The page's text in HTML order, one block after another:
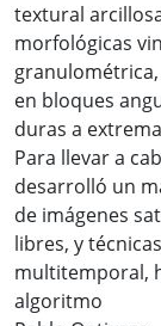
textural
morfológicas
en bloques
duras a
Para llevar a
desarrolló un
de imágenes
libres, y
multitemporal,
algoritmo